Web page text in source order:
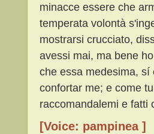
minacce essere che
temperata volontà
mostrarsi crucciato,
avessi mai, ma bene
che essa medesima,
confortar me; e come
raccomandalemi e fatti
[Voice: pampinea ]